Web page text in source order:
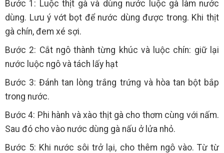
Bước 1: Luộc thịt gà và dùng nước luộc gà làm nước
dùng. Lưu ý vớt bọt để nước dùng được trong. Khi thịt
gà chín, đem xé sợi.
Bước 2: Cắt ngô thành từng khúc và luộc chín: giữ lại
nước luộc ngô và tách lấy hạt
Bước 3: Đánh tan lòng trắng trứng và hòa tan bột bắp
trong nước.
Bước 4: Phi hành và xào thịt gà cho thơm cùng với nấm.
Sau đó cho vào nước dùng gà nấu ở lửa nhỏ.
Bước 5: Khi nước sôi trở lại, cho thêm ngô vào. Từ từ